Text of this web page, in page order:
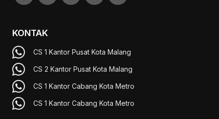
KONTAK
CS 1 Kantor Pusat Kota Malang
CS 2 Kantor Pusat Kota Malang
CS 1 Kantor Cabang Kota Metro
CS 1 Kantor Cabang Kota Metro